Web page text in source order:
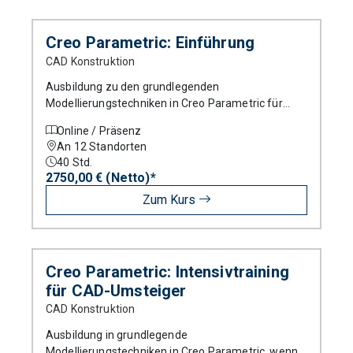
Kursart
Standort
Creo Parametric: Einführung
CAD Konstruktion
Ausbildung zu den grundlegenden
Modellierungstechniken in Creo Parametric für
Online / Präsenz
An 12 Standorten
40 Std.
2750,00 € (Netto)*
Zum Kurs
Creo Parametric: Intensivtraining
für CAD-Umsteiger
CAD Konstruktion
Ausbildung in grundlegende